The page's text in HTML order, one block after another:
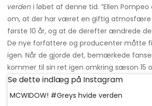
verden i løbet af denne tid. ”Ellen
om, at der har været en giftig atmosfære
første 10 år, og at de derefter ændrede
De nye forfattere og producenter måtte
igen. Når de gjorde det, bemærkede
kommer til sin ret igen omkring sæson 15
Se dette indlæg på Instagram
MCWIDOW! #Greys hvide verden